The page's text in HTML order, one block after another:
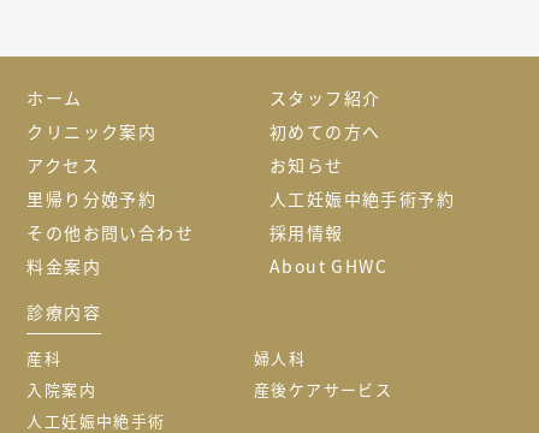
ホーム
スタッフ紹介
クリニック案内
初めての方へ
アクセス
お知らせ
里帰り分娩予約
人工妊娠中絶手術予約
その他お問い合わせ
採用情報
料金案内
About GHWC
診療内容
産科
婦人科
入院案内
産後ケアサービス
人工妊娠中絶手術